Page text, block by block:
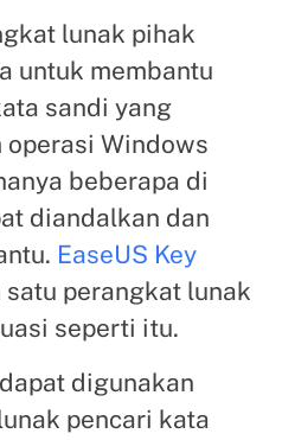
lunak pihak
untuk membantu
sandi yang
Windows
beberapa di
diandalkan dan
EaseUS Key
perangkat lunak
seperti itu.
digunakan
pencari kata